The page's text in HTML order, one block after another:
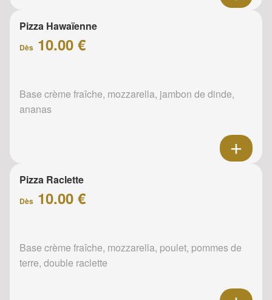
Pizza Hawaïenne
Dès 10.00 €
Base crème fraîche, mozzarella, jambon de dinde,
ananas
Pizza Raclette
Dès 10.00 €
Base crème fraîche, mozzarella, poulet, pommes de
terre, double raclette